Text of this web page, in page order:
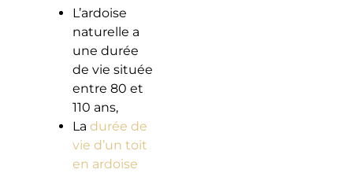
L’ardoise
naturelle a
une durée
de vie située
entre 80 et
110 ans,
La durée de
vie d’un toit
en ardoise